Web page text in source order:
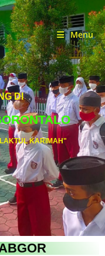
Menu
DI
KARIMAH"